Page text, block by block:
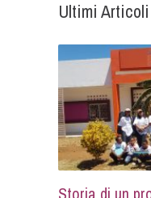
Ultimi Articoli